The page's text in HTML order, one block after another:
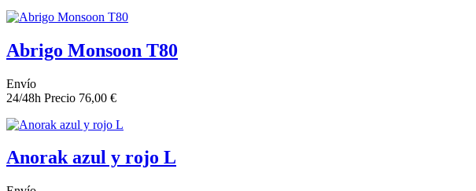
Abrigo Monsoon T80
Envío
24/48h Precio 76,00 €
Anorak azul y rojo L